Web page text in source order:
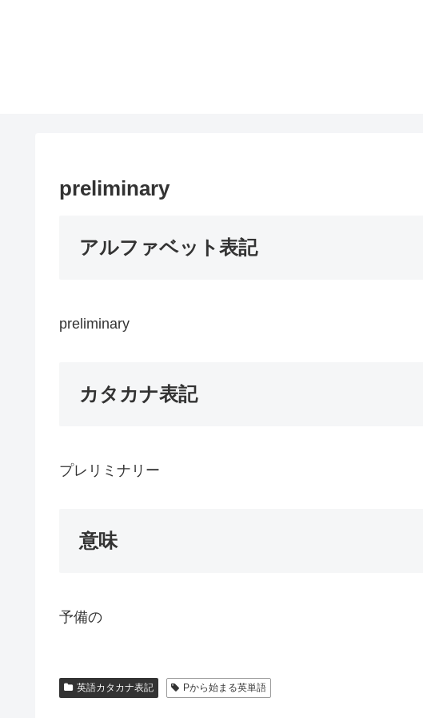
preliminary
アルファベット表記
preliminary
カタカナ表記
プレリミナリー
意味
予備の
英語カタカナ表記 Pから始まる英単語